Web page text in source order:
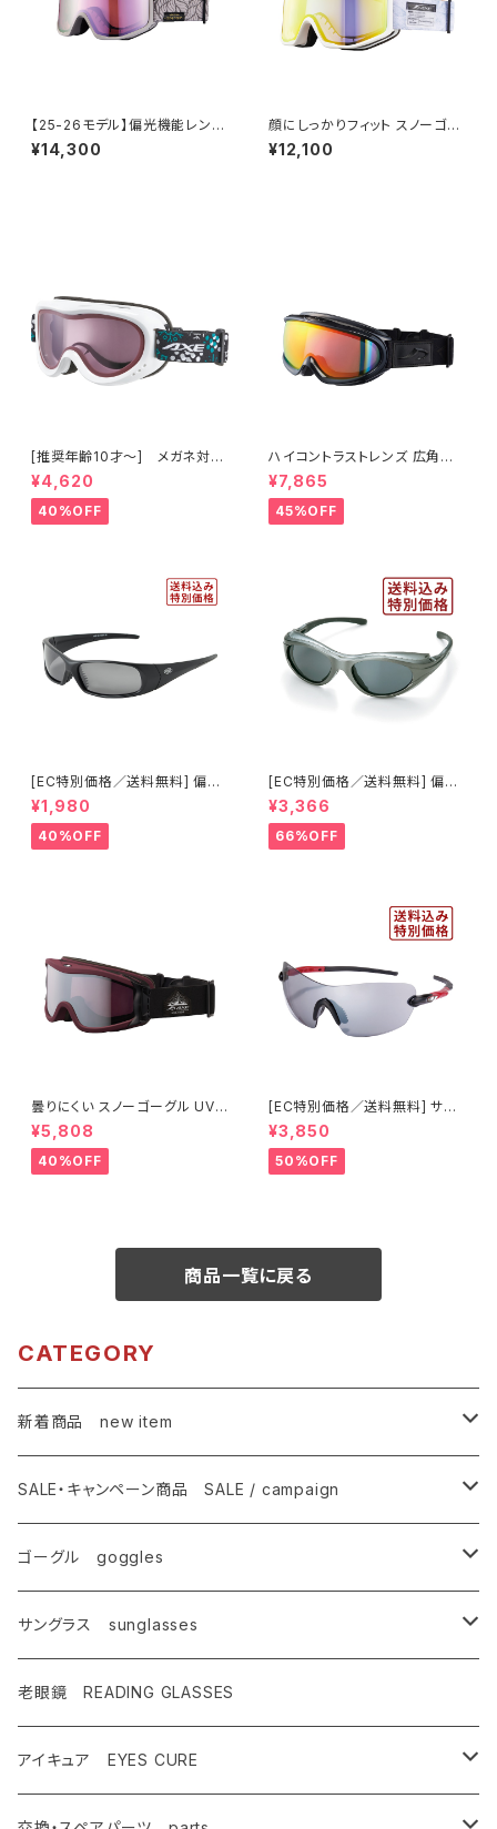
【25-26モデル】偏光機能レンズ
使用 スノーゴーグル UVカット
スキー スノボ 【AX800-XSP B
¥14,300
顔にしっかりフィット スノーゴー
グル UVカット スキー スノボ 【A
X800-WCM GO】 マットカラ
¥12,100
[推奨年齢10才～] メガネ対応
スノーゴーグル ダブルレンズ U
Vカット スキー スノボ 【AX260
-WD WT】 ホワイト ピンクレン
ズ 曇りにくい 紫外線対策 アジ
¥4,620
40%OFF
ハイコントラストレンズ 広角視
野モデル スノーゴーグル UVカ
ット スキー スノボ 【AX888-W
CM RE】 シャイニーブラック レ
ッドミラー 紫外線対策 曇りにく
ット [AXE アックス]
¥7,865
45%OFF
[EC特別価格／送料無料] 偏光
レンズ サングラス UVカット 【特
価1035】 紫外線対策 アウトド
ア ランニング ウォーキング サイ
クリング [AXE アックス]
¥1,980
40%OFF
[EC特別価格／送料無料] 偏光
レンズ サイドガード付き サン
グラス UVカット 【特価603】 紫
外線対策 アウトドア ランニング
ウォーキング サイクリング [AXE
¥3,366
66%OFF
曇りにくい スノーゴーグル UVカ
ット ユニセックス スキー スノボ
【OMW-785 MBG】 マットバー
ガンディカラー シルバーミラー
紫外線対策 曇り止め加工 メガ
¥5,808
40%OFF
[EC特別価格／送料無料] サン
グラス UVカット 【特価420】 紫
外線対策 アウトドア ランニング
ウォーキング サイクリング [AXE
アックス]
¥3,850
50%OFF
商品一覧に戻る
CATEGORY
新着商品 new item
ゴーグル
サングラス
SALE・キャンペーン商品 SALE / campaign
SALE・特価商品
キャンペーン対象商品
ゴーグル goggles
メンズ Mens
AX900
AX800
レディース Ladies
AX800
OMW-785
ティーン Teen's
AX290
サングラス sunglasses
偏光サングラス polarized
ASP-495
ASP-217
調光レンズ photochromic
ASPシリーズ
老眼鏡 READING GLASSES
アイキュア EYES CURE